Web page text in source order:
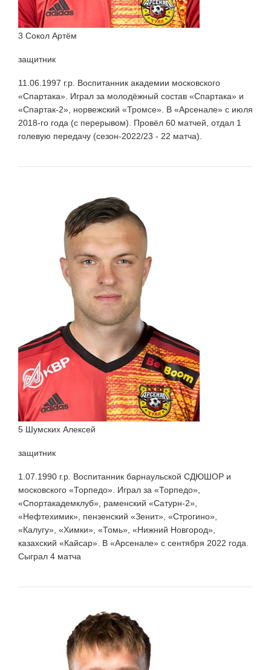
3 Сокол Артём
защитник
11.06.1997 г.р. Воспитанник академии московского
«Спартака». Играл за молодёжный состав «Спартака» и
«Спартак-2», норвежский «Тромсе». В «Арсенале» с июля
2018-го года (с перерывом). Провёл 60 матчей, отдал 1
голевую передачу (сезон-2022/23 - 22 матча).
5 Шумских Алексей
защитник
1.07.1990 г.р. Воспитанник барнаульской СДЮШОР и
московского «Торпедо». Играл за «Торпедо»,
«Спортакадемклуб», раменский «Сатурн-2»,
«Нефтехимик», пензенский «Зенит», «Строгино»,
«Калугу», «Химки», «Томь», «Нижний Новгород»,
казахский «Кайсар». В «Арсенале» с сентября 2022 года.
Сыграл 4 матча